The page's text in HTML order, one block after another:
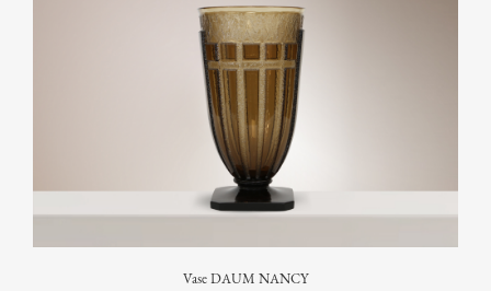
Vase DAUM NANCY